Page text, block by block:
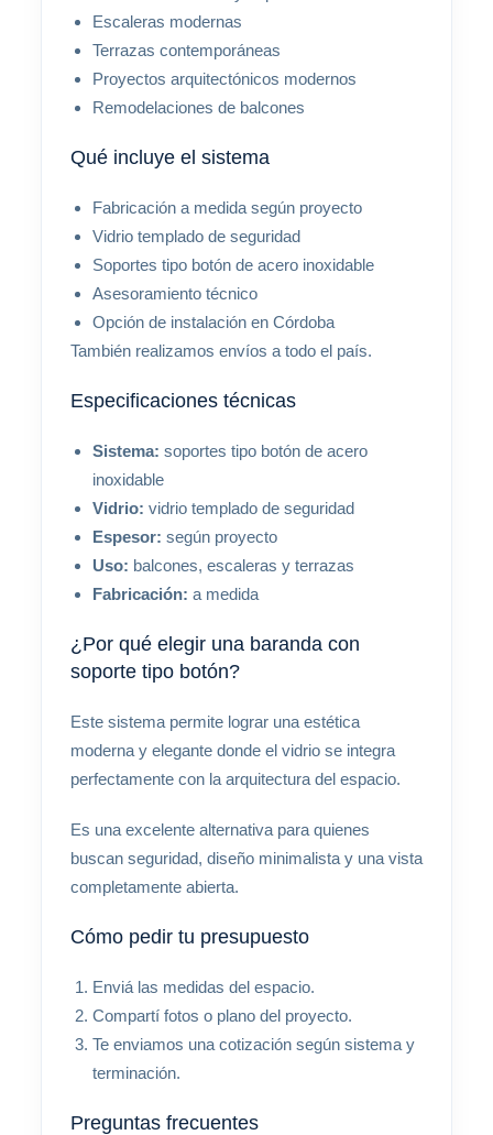
Escaleras modernas
Terrazas contemporáneas
Proyectos arquitectónicos modernos
Remodelaciones de balcones
Qué incluye el sistema
Fabricación a medida según proyecto
Vidrio templado de seguridad
Soportes tipo botón de acero inoxidable
Asesoramiento técnico
Opción de instalación en Córdoba
También realizamos envíos a todo el país.
Especificaciones técnicas
Sistema: soportes tipo botón de acero
inoxidable
Vidrio: vidrio templado de seguridad
Espesor: según proyecto
Uso: balcones, escaleras y terrazas
Fabricación: a medida
¿Por qué elegir una baranda con
soporte tipo botón?
Este sistema permite lograr una estética
moderna y elegante donde el vidrio se integra
perfectamente con la arquitectura del espacio.
Es una excelente alternativa para quienes
buscan seguridad, diseño minimalista y una vista
completamente abierta.
Cómo pedir tu presupuesto
Enviá las medidas del espacio.
Compartí fotos o plano del proyecto.
Te enviamos una cotización según sistema y
terminación.
Preguntas frecuentes